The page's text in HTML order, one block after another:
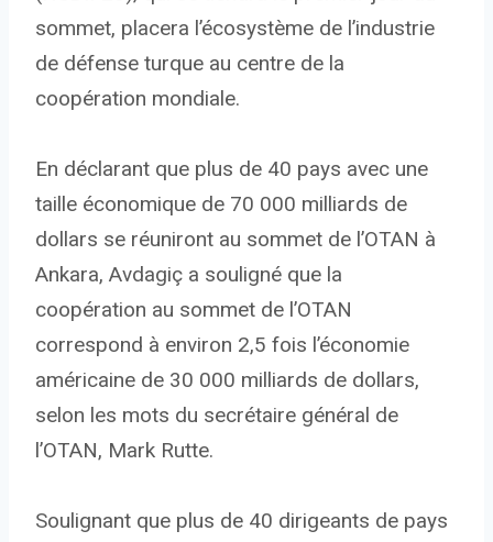
sommet, placera l’écosystème de l’industrie
de défense turque au centre de la
coopération mondiale.
En déclarant que plus de 40 pays avec une
taille économique de 70 000 milliards de
dollars se réuniront au sommet de l’OTAN à
Ankara, Avdagiç a souligné que la
coopération au sommet de l’OTAN
correspond à environ 2,5 fois l’économie
américaine de 30 000 milliards de dollars,
selon les mots du secrétaire général de
l’OTAN, Mark Rutte.
Soulignant que plus de 40 dirigeants de pays